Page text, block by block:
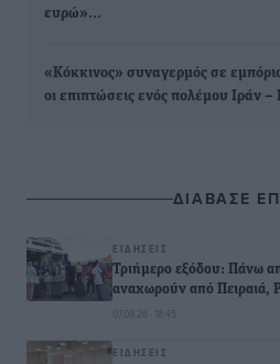
ευρώ»…
«Κόκκινος» συναγερμός σε
οι επιπτώσεις ενός πολέμου Ιράν –
ΔΙΑΒΑΣΕ
ΕΙΔΉΣΕΙΣ
Τριήμερο εξόδου: Πάνω
αναχωρούν από Πειραιά,
07.08.26 · 18:45
ΕΙΔΉΣΕΙΣ